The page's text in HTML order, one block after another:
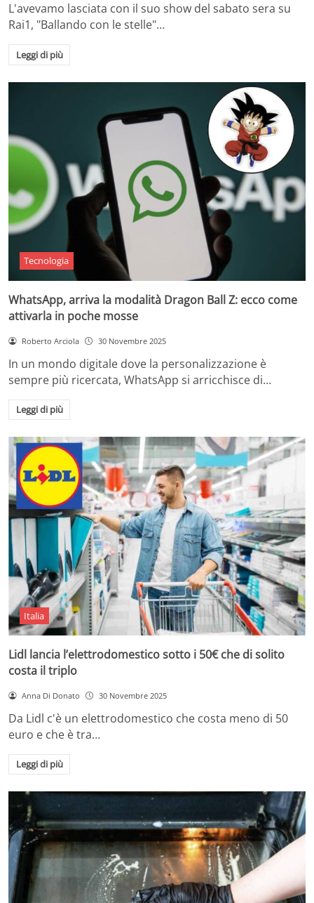
L'avevamo lasciata con il suo show del sabato sera su
Rai1, "Ballando con le stelle"…
Leggi di più
Tecnologia
WhatsApp, arriva la modalità Dragon Ball Z: ecco come
attivarla in poche mosse
Roberto Arciola 30 Novembre 2025
In un mondo digitale dove la personalizzazione è
sempre più ricercata, WhatsApp si arricchisce di…
Leggi di più
Italia
Lidl lancia l’elettrodomestico sotto i 50€ che di solito
costa il triplo
Anna Di Donato 30 Novembre 2025
Da Lidl c'è un elettrodomestico che costa meno di 50
euro e che è tra…
Leggi di più